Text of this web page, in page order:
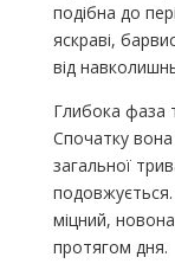
подібна до
яскраві,
від
Глибока фаза
Спочатку
загальної
міцний,
протягом дня.